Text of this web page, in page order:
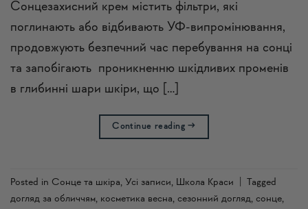
Сонцезахисний крем містить фільтри, які
поглинають або відбивають УФ-випромінювання,
продовжують безпечний час перебування на сонці
та запобігають проникненню шкідливих променів
в глибинні шари шкіри, що […]
Continue reading→
Posted in Сонце та шкіра, Усi записи, Школа Краси
Tagged
догляд за обличчям, косметика весна, сезонний догляд, сонце,